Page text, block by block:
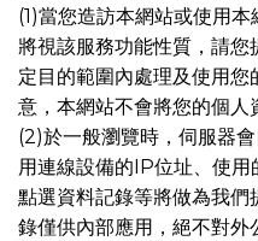
(1)當您造訪本網站或使用
將視該服務功能性質，請
定目的範圍內處理及使用您
意，本網站不會將您的個人
(2)於一般瀏覽時，伺服器
用連線設備的IP位址、使用
點選資料記錄等將做為我
錄僅供內部應用，絕不對外